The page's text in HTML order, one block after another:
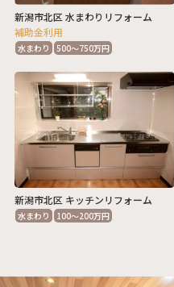
新潟市北区 水まわりリフォーム
補助金利用
水まわり 500～750万円
新潟市北区 キッチンリフォーム
水まわり 100～200万円